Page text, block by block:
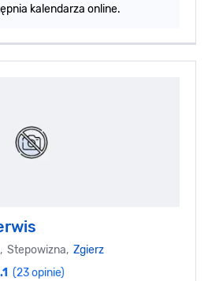
kalendarza online.
Stepowizna, Zgierz
(23 opinie)